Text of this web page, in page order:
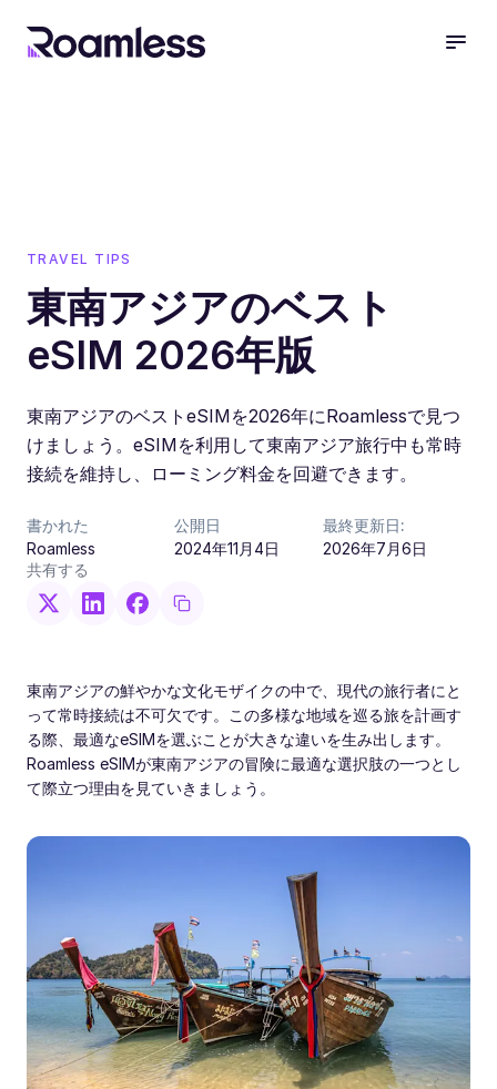
TRAVEL TIPS
東南アジアのベスト
eSIM 2026年版
東南アジアのベストeSIMを2026年にRoamlessで見つ
けましょう。eSIMを利用して東南アジア旅行中も常時
接続を維持し、ローミング料金を回避できます。
書かれた
Roamless
公開日
2024年11月4日
最終更新日:
2026年7月6日
共有する
東南アジアの鮮やかな文化モザイクの中で、現代の旅行者にと
って常時接続は不可欠です。この多様な地域を巡る旅を計画す
る際、最適なeSIMを選ぶことが大きな違いを生み出します。
Roamless eSIMが東南アジアの冒険に最適な選択肢の一つとし
て際立つ理由を見ていきましょう。